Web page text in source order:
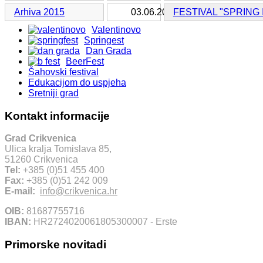
Arhiva 2015 03.06.2015.FESTIVAL
Valentinovo
Springest
Dan Grada
BeerFest
Šahovski festival
Edukacijom do uspjeha
Sretniji grad
Kontakt informacije
Grad Crikvenica
Ulica kralja Tomislava 85,
51260 Crikvenica
Tel: +385 (0)51 455 400
Fax: +385 (0)51 242 009
E-mail: info@crikvenica.hr
OIB: 81687755716
IBAN: HR2724020061805300007 - Erste
Primorske novitadi